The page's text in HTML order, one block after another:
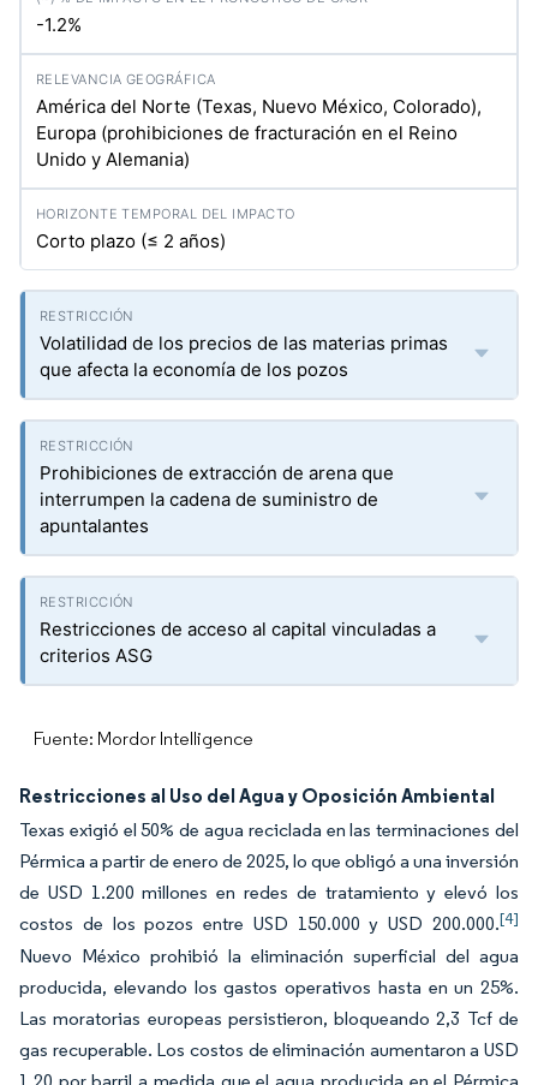
-1.2%
América del Norte (Texas, Nuevo México, Colorado),
Europa (prohibiciones de fracturación en el Reino
Unido y Alemania)
Corto plazo (≤ 2 años)
Volatilidad de los precios de las materias primas
que afecta la economía de los pozos
Prohibiciones de extracción de arena que
interrumpen la cadena de suministro de
apuntalantes
Restricciones de acceso al capital vinculadas a
criterios ASG
Fuente: Mordor Intelligence
Restricciones al Uso del Agua y Oposición Ambiental
Texas exigió el 50% de agua reciclada en las terminaciones del
Pérmica a partir de enero de 2025, lo que obligó a una inversión
de USD 1.200 millones en redes de tratamiento y elevó los
costos de los pozos entre USD 150.000 y USD 200.000.[4]
Nuevo México prohibió la eliminación superficial del agua
producida, elevando los gastos operativos hasta en un 25%.
Las moratorias europeas persistieron, bloqueando 2,3 Tcf de
gas recuperable. Los costos de eliminación aumentaron a USD